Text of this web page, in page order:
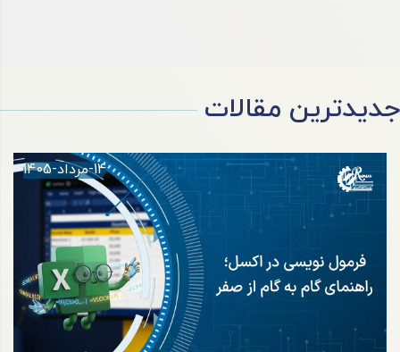
جدیدترین مقالات
14-مرداد-1405